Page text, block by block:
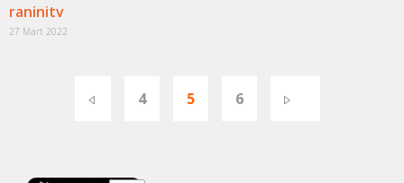
raninitv
27 Mart 2022
4 5 6